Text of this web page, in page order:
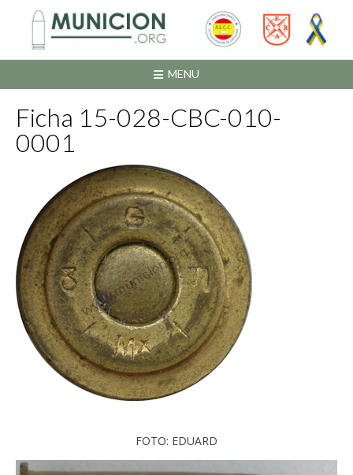
contenido
MENU
Ficha 15-028-CBC-010-
0001
FOTO: EDUARD